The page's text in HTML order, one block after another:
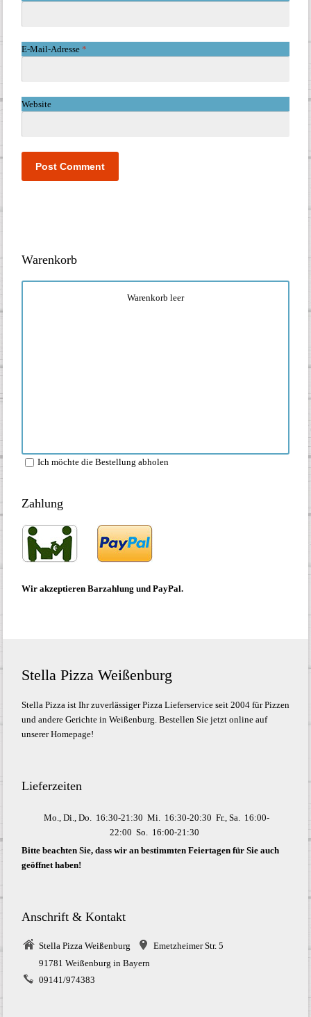
E-Mail-Adresse *
Website
Warenkorb
Warenkorb leer
Ich möchte die Bestellung abholen
Zahlung
Wir akzeptieren Barzahlung und PayPal.
Stella Pizza Weißenburg
Stella Pizza ist Ihr zuverlässiger Pizza Lieferservice seit 2004 für Pizzen
und andere Gerichte in Weißenburg. Bestellen Sie jetzt online auf
unserer Homepage!
Lieferzeiten
Mo., Di., Do. 16:30-21:30 Mi. 16:30-20:30 Fr., Sa.
16:00-
22:00 So.
16:00-21:30
Bitte beachten Sie, dass wir an bestimmten Feiertagen für Sie auch
geöffnet haben!
Anschrift & Kontakt
Stella Pizza Weißenburg
Emetzheimer Str. 5
91781 Weißenburg in Bayern
09141/974383